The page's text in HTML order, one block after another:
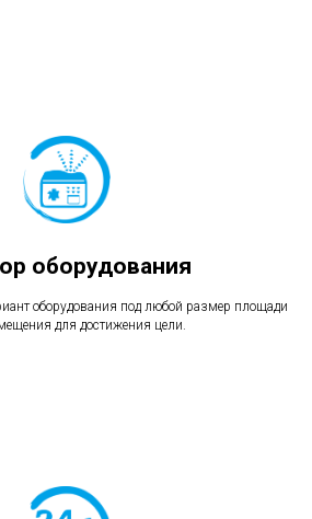
оборудования
оборудования под любой размер площади
для достижения цели.